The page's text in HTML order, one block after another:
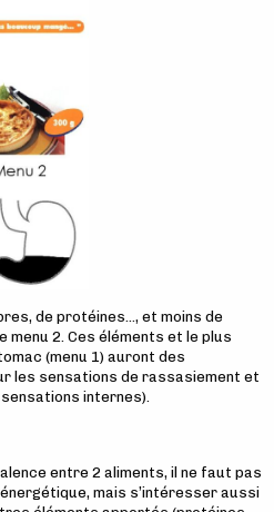
de protéines…, et moins de
2. Ces éléments et le plus
(menu 1) auront des
les sensations de rassasiement et
internes).
entre 2 aliments, il ne faut pas
mais s’intéresser aussi